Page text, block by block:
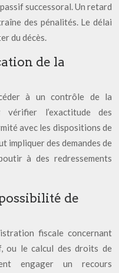
successoral. Un retard
des pénalités. Le délai
du décès.
de la
à un contrôle de la
vérifier l’exactitude des
avec les dispositions de
impliquer des demandes de
à des redressements
de
fiscale concernant
ou le calcul des droits de
engager un recours